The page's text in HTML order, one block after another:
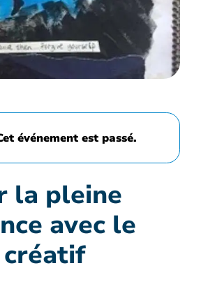
événement est passé.
la pleine
avec le